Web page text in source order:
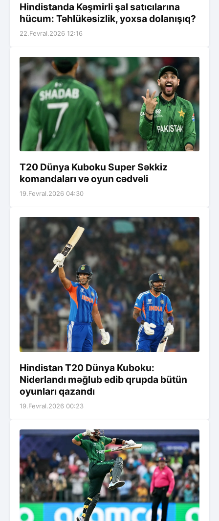
Hindistanda Kəşmirli şal satıcılarına
hücum: Təhlükəsizlik, yoxsa dolanışıq?
22.Fevral.2026 12:16
T20 Dünya Kuboku Super Səkkiz
komandaları və oyun cədvəli
19.Fevral.2026 04:30
Hindistan T20 Dünya Kuboku:
Niderlandı məğlub edib qrupda bütün
oyunları qazandı
19.Fevral.2026 00:23